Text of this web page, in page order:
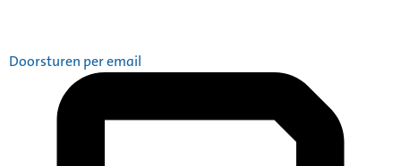
Doorsturen per email